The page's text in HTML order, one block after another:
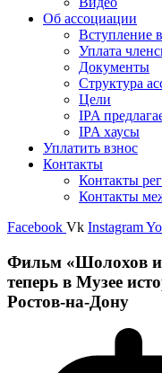
Об ассоциации
Вступление
Уплата
Документы
Структура
Цели
IPA
IPA хаусы
Уплатить взнос
Контакты
Контакты
Контакты
Facebook Vk Instagram
Фильм «Шолохов и
теперь в Музее
Ростов-на-Дону